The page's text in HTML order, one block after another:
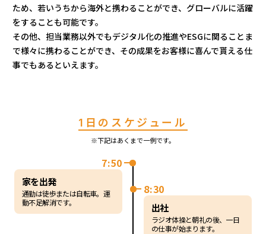
ため、若いうちから海外と携わることができ、グローバルに活躍
をすることも可能です。
その他、担当業務以外でもデジタル化の推進やESGに関ることま
で様々に携わることができ、その成果をお客様に喜んで貰える仕
事でもあるといえます。
1日のスケジュール
※下記はあくまで一例です。
7:50
家を出発
通勤は徒歩または自転車。運
動不足解消です。
8:30
出社
ラジオ体操と朝礼の後、一日
の仕事が始まります。